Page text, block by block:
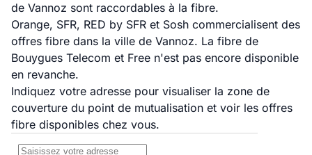
de Vannoz sont raccordables à la fibre.
Orange, SFR, RED by SFR et Sosh commercialisent des
offres fibre dans la ville de Vannoz. La fibre de
Bouygues Telecom et Free n'est pas encore disponible
en revanche.
Indiquez votre adresse pour visualiser la zone de
couverture du point de mutualisation et voir les offres
fibre disponibles chez vous.